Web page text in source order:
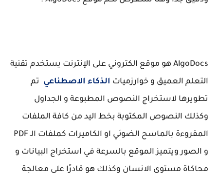
AlgoDocs هو موقع الكتروني على الإنترنت يستخدم تقنية
التعلم العميق و خوارزميات الذكاء الاصطناعي تم
تطويرها لاستخراج النصوص المطبوعة و الجداول
وكذلك النصوص المكتوبة بخط اليد من كافة الملفات
المقروءة بالماسح الضوئي او الكاميرات كملفات الـ PDF
و الصور ويتميز الموقع بالسرعة في استخراج البيانات و
محاكاة مستوى الانسان وكذلك هو قادرًا على معالجة